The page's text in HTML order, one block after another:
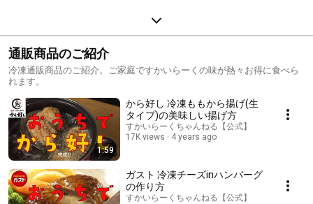
通販商品のご紹介
冷凍通販商品のご紹介。ご家庭ですかいらーくの味が熱々お得に食べら
れます。
1:59
から好し 冷凍ももから揚げ(生
タイプ)の美味しい揚げ方
すかいらーくちゃんねる【公式】
17K views
4 years ago
ガスト 冷凍チーズinハンバーグ
の作り方
すかいらーくちゃんねる【公式】